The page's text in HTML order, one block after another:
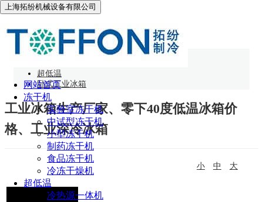
上海拓纷机械设备有限公司
网站首页
冻干机
实验室冻干机
中试型冻干机
小型冻干机
制药冻干机
食品冻干机
冷冻干燥机
超低温
冷热源一体机
卧式工业冰箱
超低温
卧式工业冰箱
工业冰箱生产厂家、零下40度低温冰箱价
格、工业深冷冰箱
小 中 大